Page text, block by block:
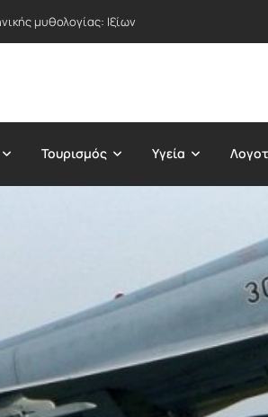
μυθολογίας: Ιξίων
Τουρισμός Υγεία